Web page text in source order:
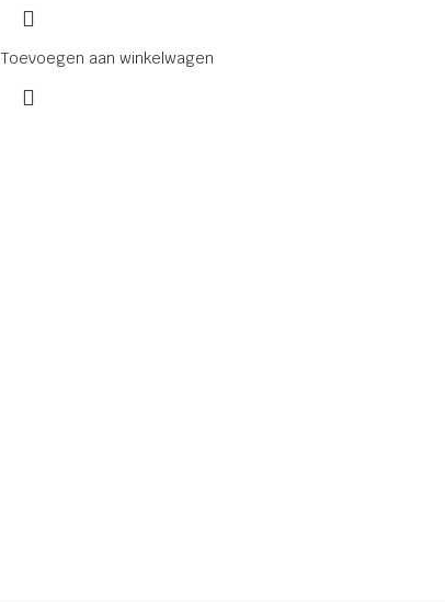
Toevoegen aan winkelwagen